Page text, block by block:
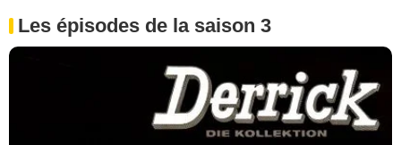
Les épisodes de la saison 3